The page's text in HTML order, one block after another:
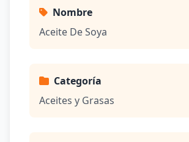
Nombre
Aceite De Soya
Categoría
Aceites y Grasas